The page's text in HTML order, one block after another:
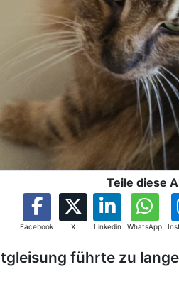
Teile diese
Facebook X Linkedin WhatsApp
führte zu